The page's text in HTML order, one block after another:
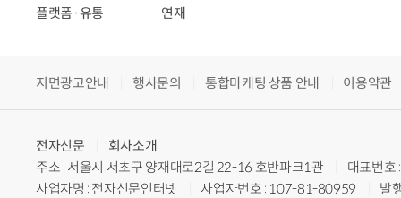
플랫폼·유통
연재
지면광고안내 행사문의 통합마케팅 상품 안내 이용약관
전자신문
회사소개
주소 : 서울시 서초구 양재대로2길 22-16 호반파크1관
대표번
사업자명 : 전자신문인터넷
사업자번호 : 107-81-80959
발